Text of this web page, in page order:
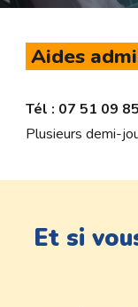
Aides
Tél : 07 51 09
Plusieurs demi-
Et si